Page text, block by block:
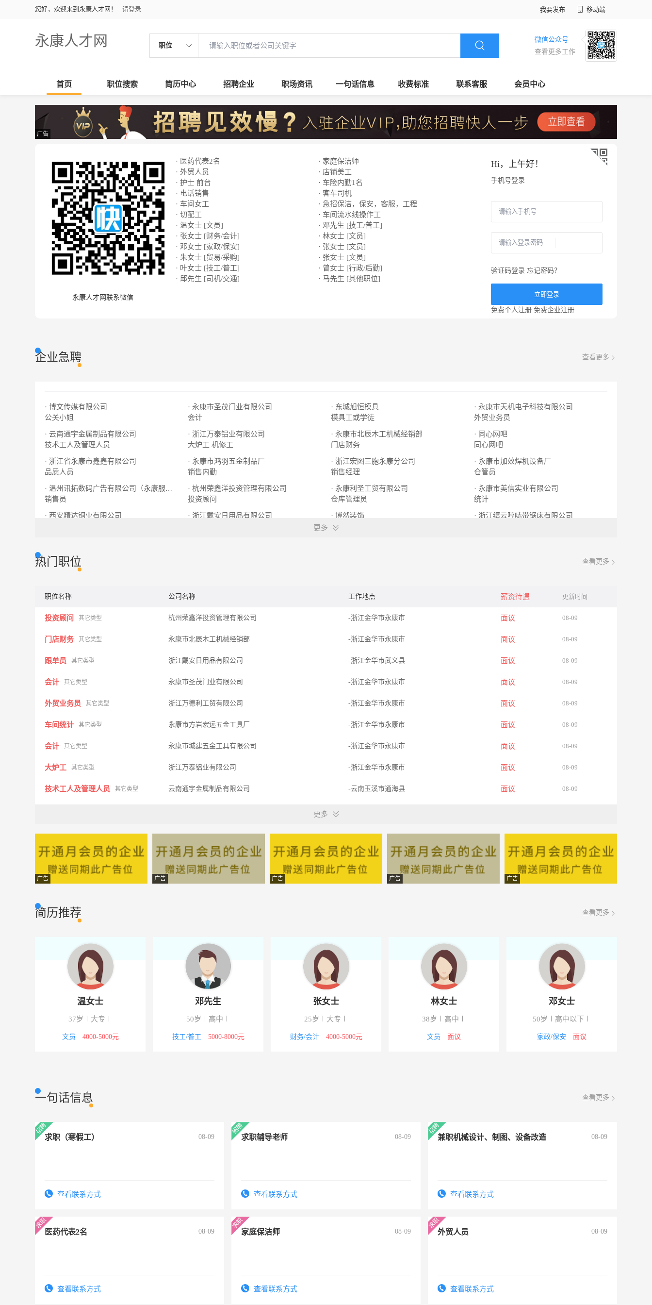
您好，欢迎来到永康人才网！ 请登录 我要发布 移动端
永康人才网 职位
微信公众号
查看更多工作
首页 职位搜索 简历中心 招聘企业 职场资讯 一句话信息 收费标准 联系客服 会员中心
广告
永康人才网联系微信
· 医药代表2名
· 家庭保洁师
· 外贸人员
· 店铺美工
· 护士 前台
· 车险内勤1名
· 电话销售
· 客车司机
· 车间女工
· 急招保洁，保安，客服，工程
· 切配工
· 车间流水线操作工
· 温女士 [文员]
· 邓先生 [技工/普工]
· 张女士 [财务/会计]
· 林女士 [文员]
· 邓女士 [家政/保安]
· 张女士 [文员]
· 朱女士 [贸易/采购]
· 张女士 [文员]
· 叶女士 [技工/普工]
· 曾女士 [行政/后勤]
· 邱先生 [司机/交通]
· 马先生 [其他职位]
Hi， 上午好！
手机号登录
验证码登录 忘记密码？
立即登录
免费个人注册 免费企业注册
企业急聘 查看更多
· 博文传媒有限公司
公关小姐
· 永康市圣茂门业有限公司
会计
· 东城旭恒模具
模具工或学徒
· 永康市天机电子科技有限公司
外贸业务员
· 云南通宇金属制品有限公司
技术工人及管理人员
· 浙江万泰铝业有限公司
大炉工 机修工
· 永康市北辰木工机械经销部
门店财务
· 同心网吧
同心网吧
· 浙江省永康市鑫鑫有限公司
品质人员
· 永康市鸿羽五金制品厂
销售内勤
· 浙江宏图三胞永康分公司
销售经理
· 永康市加效焊机设备厂
仓管员
· 温州讯拓数码广告有限公司（永康服务处）
销售员
· 杭州荣鑫洋投资管理有限公司
投资顾问
· 永康利圣工贸有限公司
仓库管理员
· 永康市美信实业有限公司
统计
· 西安精达铜业有限公司
· 浙江戴安日用品有限公司
· 博然装饰
设计师
· 浙江缙云哼哧带锯床有限公司
更多
热门职位 查看更多
职位名称 公司名称 工作地点 薪资待遇 更新时间
投资顾问 其它类型 杭州荣鑫洋投资管理有限公司 -浙江金华市永康市 面议 08-09
门店财务 其它类型 永康市北辰木工机械经销部 -浙江金华市永康市 面议 08-09
跟单员 其它类型 浙江戴安日用品有限公司 -浙江金华市武义县 面议 08-09
会计 其它类型 永康市圣茂门业有限公司 -浙江金华市永康市 面议 08-09
外贸业务员 其它类型 浙江万德利工贸有限公司 -浙江金华市永康市 面议 08-09
车间统计 其它类型 永康市方岩宏远五金工具厂 -浙江金华市永康市 面议 08-09
会计 其它类型 永康市城建五金工具有限公司 -浙江金华市永康市 面议 08-09
大炉工 其它类型 浙江万泰铝业有限公司 -浙江金华市永康市 面议 08-09
技术工人及管理人员 其它类型 云南通宇金属制品有限公司 -云南玉溪市通海县 面议 08-09
模具工或学徒 其它类型 东城旭恒模具 -浙江金华市永康市 面议 08-09
仓管员 其它类型 永康胜大工贸有限公司 -浙江金华市永康市 面议 08-09
统计 其它类型
其它类型 永康市加效焊机设备厂 -浙江金华市永康市 08-09
其它类型 博然装饰 08-09
其它类型 永康一彪工具有限公司 08-09
销售经理 其它类型 浙江宏图三胞永康分公司 08-09
更多
广告 广告 广告 广告 广告
简历推荐 查看更多
温女士
37岁 大专
文员 4000-5000元
邓先生
50岁 高中
技工/普工 5000-8000元
张女士
25岁 大专
财务/会计 4000-5000元
林女士
38岁 高中
文员 面议
邓女士
50岁 高中以下
家政/保安 面议
一句话信息 查看更多
求职（寒假工） 08-09
查看联系方式
求职辅导老师 08-09
查看联系方式
兼职机械设计、制图、设备改造 08-09
查看联系方式
医药代表2名 08-09
查看联系方式
家庭保洁师 08-09
查看联系方式
外贸人员 08-09
查看联系方式